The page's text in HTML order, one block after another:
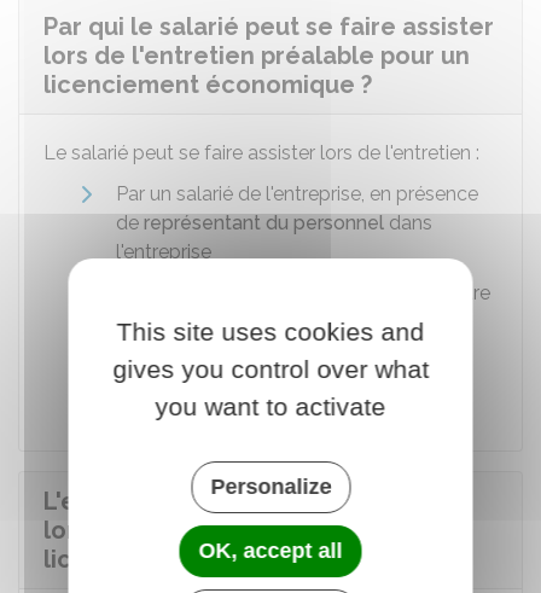
Par qui le salarié peut se faire assister
lors de l'entretien préalable pour un
licenciement économique ?
Le salarié peut se faire assister lors de l'entretien :
Par un salarié de l'entreprise, en présence
de représentant du personnel dans
l'entreprise
ou un autre
salarié appartenant à l'entreprise, en
dans l'entreprise.
L'employeur peut-il se faire assister
lors de l'entretien préalable pour un
licenciement économique ?
This site uses cookies and
gives you control over what
you want to activate
Personalize
OK, accept all